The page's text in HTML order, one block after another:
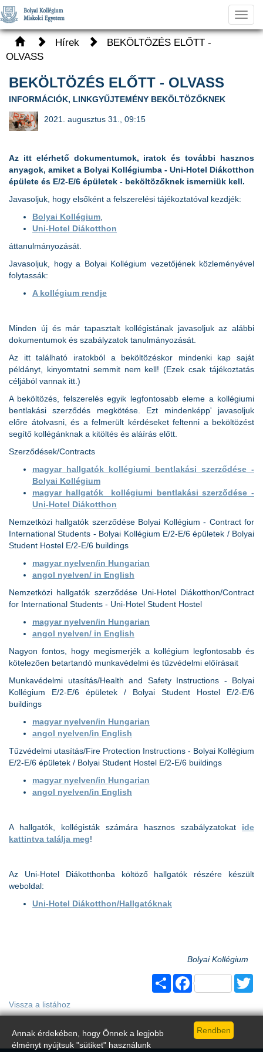
Annak érdekében, hogy Önnek a legjobb
élményt nyújtsuk "sütiket" használunk
Hírek
BEKÖLTÖZÉS ELŐTT -
OLVASS
BEKÖLTÖZÉS ELŐTT - OLVASS
INFORMÁCIÓK, LINKGYŰJTEMÉNY BEKÖLTÖZŐKNEK
2021. augusztus 31., 09:15
Az itt elérhető dokumentumok, iratok és további hasznos
anyagok, amiket a Bolyai Kollégiumba - Uni-Hotel Diákotthon
épülete és E/2-E/6 épületek - beköltözőknek ismerniük kell.
Javasoljuk, hogy elsőként a felszerelési tájékoztatóval kezdjék:
Bolyai Kollégium
Uni-Hotel Diákotthon
áttanulmányozását.
Javasoljuk, hogy a Bolyai Kollégium vezetőjének közleményével
folytassák:
A kollégium rendje
Minden új és már tapasztalt kollégistának javasoljuk az alábbi
dokumentumok és szabályzatok tanulmányozását.
Az itt található iratokból a beköltözéskor mindenki kap saját
példányt, kinyomtatni semmit nem kell! (Ezek csak tájékoztatás
céljából vannak itt.)
A beköltözés, felszerelés egyik legfontosabb eleme a kollégiumi
bentlakási szerződés megkötése. Ezt mindenképp' javasoljuk
előre átolvasni, és a felmerült kérdéseket feltenni a beköltözést
segítő kollégánknak a kitöltés és aláírás előtt.
Szerződések/Contracts
magyar hallgatók kollégiumi bentlakási szerződése -
Bolyai Kollégium
magyar hallgatók kollégiumi bentlakási szerződése -
Uni-Hotel Diákotthon
Nemzetközi hallgatók szerződése Bolyai Kollégium - Contract for
International Students - Bolyai Kollégium E/2-E/6 épületek / Bolyai
Student Hostel E/2-E/6 buildings
magyar nyelven/in Hungarian
angol nyelven/ in English
Nemzetközi hallgatók szerződése Uni-Hotel Diákotthon/Contract
for International Students - Uni-Hotel Student Hostel
magyar nyelven/in Hungarian
angol nyelven/ in English
Nagyon fontos, hogy megismerjék a kollégium legfontosabb és
kötelezően betartandó munkavédelmi és tűzvédelmi előírásait
Munkavédelmi utasítás/Health and Safety Instructions - Bolyai
Kollégium E/2-E/6 épületek / Bolyai Student Hostel E/2-E/6
buildings
magyar nyelven/in Hungarian
angol nyelven/in English
Tűzvédelmi utasítás/Fire Protection Instructions - Bolyai Kollégium
E/2-E/6 épületek / Bolyai Student Hostel E/2-E/6 buildings
magyar nyelven/in Hungarian
angol nyelven/in English
A hallgatók, kollégisták számára hasznos szabályzatokat ide
kattintva találja meg!
Az Uni-Hotel Diákotthonba költöző hallgatók részére készült
weboldal:
Uni-Hotel Diákotthon/Hallgatóknak
Bolyai Kollégium
Share Facebook
Vissza a listához